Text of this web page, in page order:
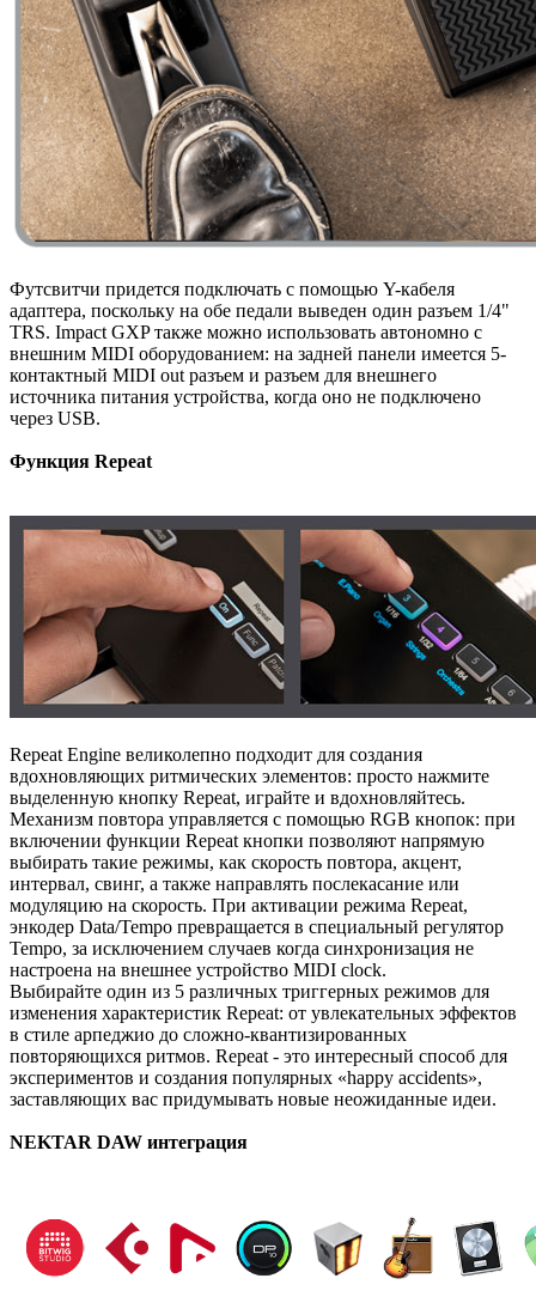
Футсвитчи придется подключать с помощью Y-кабеля
адаптера, поскольку на обе педали выведен один разъем 1/4"
TRS. Impact GXP также можно использовать автономно с
внешним MIDI оборудованием: на задней панели имеется 5-
контактный MIDI out разъем и разъем для внешнего
источника питания устройства, когда оно не подключено
через USB.
Функция Repeat
Repeat Engine великолепно подходит для создания
вдохновляющих ритмических элементов: просто нажмите
выделенную кнопку Repeat, играйте и вдохновляйтесь.
Механизм повтора управляется с помощью RGB кнопок: при
включении функции Repeat кнопки позволяют напрямую
выбирать такие режимы, как скорость повтора, акцент,
интервал, свинг, а также направлять послекасание или
модуляцию на скорость. При активации режима Repeat,
энкодер Data/Tempo превращается в специальный регулятор
Tempo, за исключением случаев когда синхронизация не
настроена на внешнее устройство MIDI clock.
Выбирайте один из 5 различных триггерных режимов для
изменения характеристик Repeat: от увлекательных эффектов
в стиле арпеджио до сложно-квантизированных
повторяющихся ритмов. Repeat - это интересный способ для
экспериментов и создания популярных «happy accidents»,
заставляющих вас придумывать новые неожиданные идеи.
NEKTAR DAW интеграция